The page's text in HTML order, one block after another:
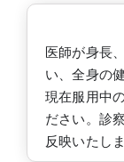
医師が身長
い、全身の
現在服用中
ださい。診
反映いたしま